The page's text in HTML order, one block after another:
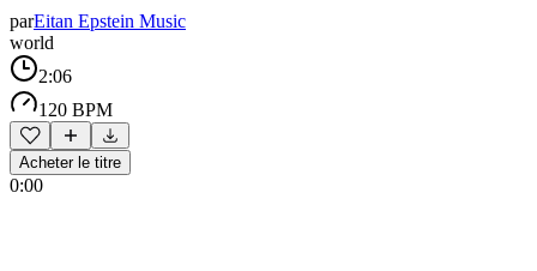
parEitan Epstein Music
world
2:06
120 BPM
Acheter le titre
0:00